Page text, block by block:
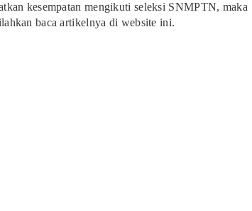
kesempatan mengikuti seleksi SNMPTN, maka
baca artikelnya di website ini.